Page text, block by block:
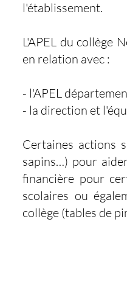
l'établissement.
L'APEL du collège
en relation avec :
- l'APEL
- la direction et
Certaines actions
sapins…) pour
financière pour
scolaires ou
collège (tables de